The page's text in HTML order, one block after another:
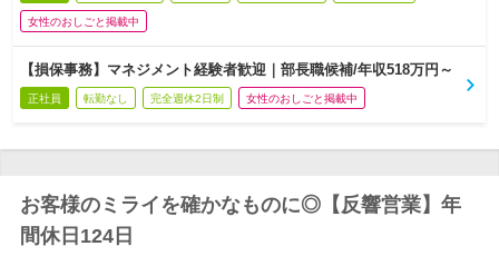
女性のおしごと掲載中
【損保事務】マネジメント経験者歓迎｜部長職候補/年収518万円～
正社員 転勤なし 完全週休2日制 女性のおしごと掲載中
お客様のミライを確かなものに◎【反響営業】年
間休日124日